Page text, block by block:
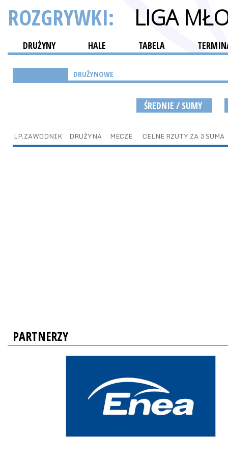
ROZGRYWKI: LIGA
DRUŻYNY HALE TABELA
DRUŻYNOWE
ŚREDNIE / SUMY
LP.ZAWODNIK DRUŻYNA MECZE CELNE RZUTY ZA 3 SUMA
PARTNERZY